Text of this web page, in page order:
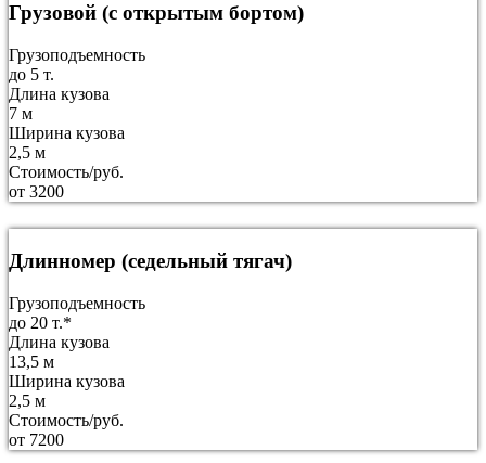
Грузовой (с открытым бортом)
Грузоподъемность
до 5 т.
Длина кузова
7 м
Ширина кузова
2,5 м
Стоимость/руб.
от 3200
Длинномер (седельный тягач)
Грузоподъемность
до 20 т.*
Длина кузова
13,5 м
Ширина кузова
2,5 м
Стоимость/руб.
от 7200